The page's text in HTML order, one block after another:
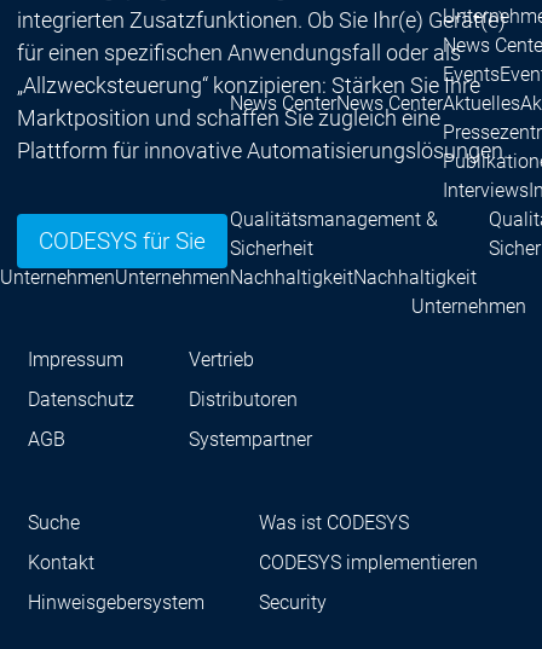
UnternehmenUnternehmen
News CenterNews Center
News
Events
Aktuelles
Interviews
Qualitätsmanagement &
Sicherheit
NachhaltigkeitNachhaltigkeit
Innovation
Unternehmen
Distributoren
integrierten Zusatzfunktionen. Ob Sie Ihr(e) Gerät(e)
für einen spezifischen Anwendungsfall oder als
„Allzwecksteuerung“ konzipieren: Stärken Sie Ihre
Marktposition und schaffen Sie zugleich eine
Plattform für innovative Automatisierungslösungen.
CODESYS für Sie
Impressum
Datenschutz
AGB
Vertrieb
Distributoren
Systempartner
Suche
Kontakt
Hinweisgebersystem
Was ist CODESYS
CODESYS implementieren
Security